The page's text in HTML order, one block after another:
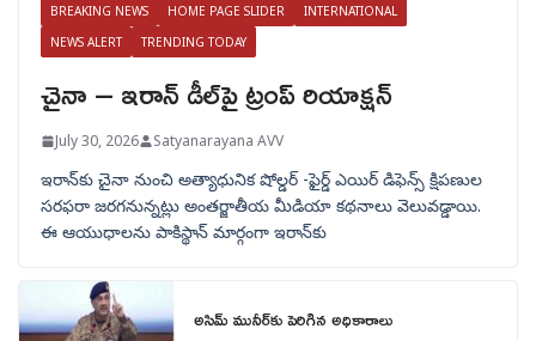
BREAKING NEWS HOME PAGE SLIDER
INTERNATIONAL
NEWS ALERT
TRENDING TODAY
చైనా – ఇరాన్ డీల్‌పై ట్రంప్ రియాక్షన్
July 30, 2026 Satyanarayana AVV
ఇరాన్‌కు చైనా నుంచి అత్యాధునిక షోల్డర్‌ -ఫైర్డ్ ఎయిర్ డిఫెన్స్ క్షిపణుల
సరఫరా జరగనున్నట్లు అంతర్జాతీయ మీడియా కథనాలు వెలువడ్డాయి.
ఈ ఆయుధాలను పాకిస్థాన్‌ మార్గంగా ఇరాన్‌కు
అసిమ్ మునీర్‌కు పెరిగిన అధికారాలు